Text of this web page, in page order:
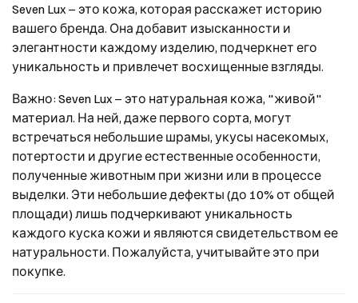
Seven Lux – это кожа, которая расскажет историю
вашего бренда. Она добавит изысканности и
элегантности каждому изделию, подчеркнет его
уникальность и привлечет восхищенные взгляды.
Важно: Seven Lux – это натуральная кожа, "живой"
материал. На ней, даже первого сорта, могут
встречаться небольшие шрамы, укусы насекомых,
потертости и другие естественные особенности,
полученные животным при жизни или в процессе
выделки. Эти небольшие дефекты (до 10% от общей
площади) лишь подчеркивают уникальность
каждого куска кожи и являются свидетельством ее
натуральности. Пожалуйста, учитывайте это при
покупке.